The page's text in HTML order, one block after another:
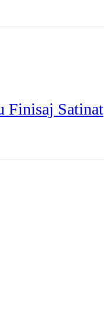
Finisaj Satinat